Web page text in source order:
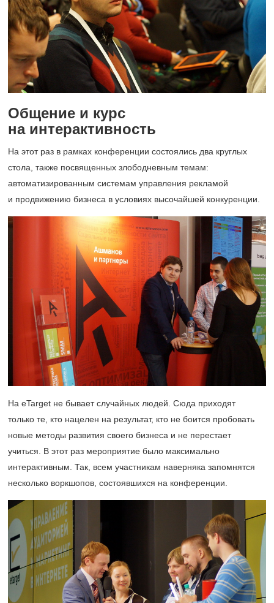
Общение и курс
на интерактивность
На этот раз в рамках конференции состоялись два круглых
стола, также посвященных злободневным темам:
автоматизированным системам управления рекламой
и продвижению бизнеса в условиях высочайшей конкуренции.
На eTarget не бывает случайных людей. Сюда приходят
только те, кто нацелен на результат, кто не боится пробовать
новые методы развития своего бизнеса и не перестает
учиться. В этот раз мероприятие было максимально
интерактивным. Так, всем участникам наверняка запомнятся
несколько воркшопов, состоявшихся на конференции.